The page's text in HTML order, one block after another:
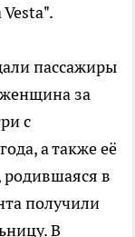
пассажиры
за
с
а также её
в
получили
В